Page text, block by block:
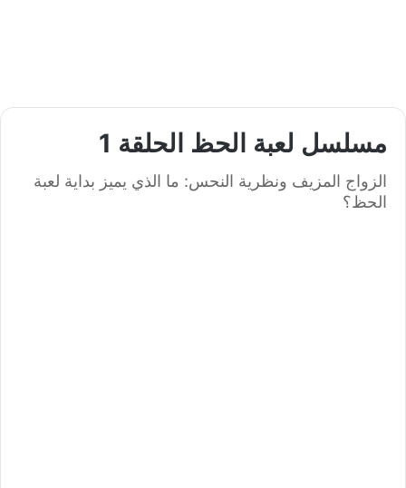
مسلسل لعبة الحظ الحلقة 1
الزواج المزيف ونظرية النحس: ما الذي يميز بداية لعبة
الحظ؟